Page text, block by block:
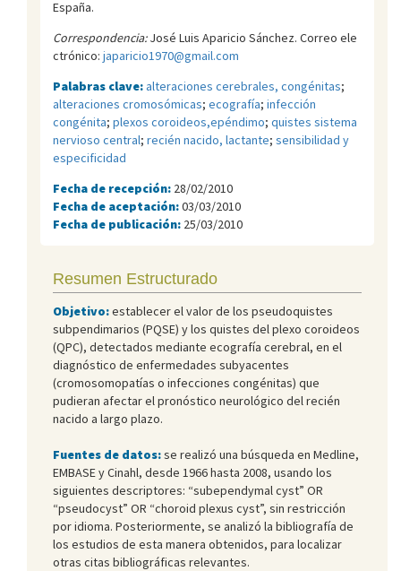
España.
Correspondencia:José Luis Aparicio Sánchez. Correo ele
ctrónico: japaricio1970@gmail.com
Palabras clave:alteraciones cerebrales, congénitas;
alteraciones cromosómicas; ecografía; infección
congénita; plexos coroideos,epéndimo; quistes sistema
nervioso central; recién nacido, lactante; sensibilidad y
especificidad
Fecha de recepción: 28/02/2010
Fecha de aceptación:03/03/2010
Fecha de publicación: 25/03/2010
Resumen Estructurado
Objetivo:establecer el valor de los pseudoquistes
subpendimarios (PQSE) y los quistes del plexo coroideos
(QPC), detectados mediante ecografía cerebral, en el
diagnóstico de enfermedades subyacentes
(cromosomopatías o infecciones congénitas) que
pudieran afectar el pronóstico neurológico del recién
nacido a largo plazo.
Fuentes de datos:se realizó una búsqueda en Medline,
EMBASE y Cinahl, desde 1966 hasta 2008, usando los
siguientes descriptores: “subependymal cyst” OR
“pseudocyst” OR “choroid plexus cyst”, sin restricción
por idioma. Posteriormente, se analizó la bibliografía de
los estudios de esta manera obtenidos, para localizar
otras citas bibliográficas relevantes.